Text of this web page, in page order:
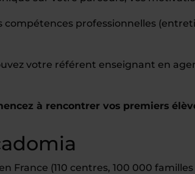
compétences professionnelles
votre référent enseignant en
à rencontrer vos premiers
France (110 centres, 100 000